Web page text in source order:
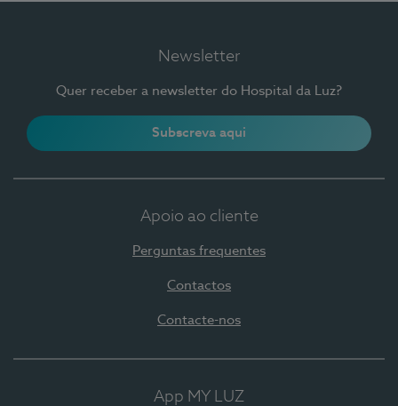
Newsletter
Quer receber a newsletter do Hospital da Luz?
Subscreva aqui
Apoio ao cliente
Perguntas frequentes
Contactos
Contacte-nos
App MY LUZ